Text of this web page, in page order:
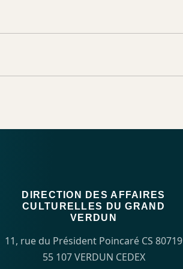
DIRECTION DES AFFAIRES
CULTURELLES DU GRAND
VERDUN
11, rue du Président Poincaré CS 80719
55 107 VERDUN CEDEX